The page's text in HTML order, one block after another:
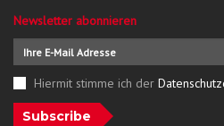
Newsletter abonnieren
Hiermit stimme ich der
Subscribe